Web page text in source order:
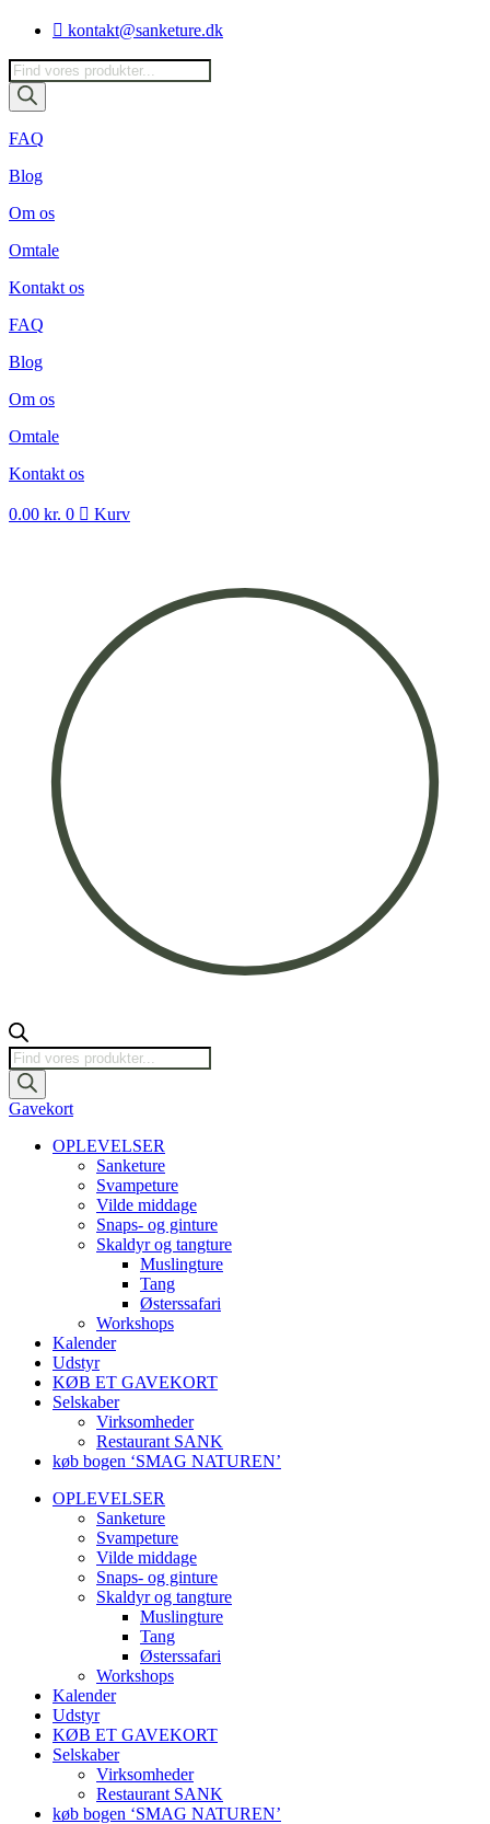
Videre
indhold
kontakt@sanketure.dk
Products
search
FAQ
Blog
Om os
Omtale
Kontakt os
FAQ
Blog
Om os
Omtale
Kontakt os
0.00 kr. 0 Kurv
Products
search
Gavekort
OPLEVELSER
Sanketure
Svampeture
Vilde middage
Snaps- og ginture
Skaldyr og tangture
Muslingture
Tang
Østerssafari
Workshops
Kalender
Udstyr
KØB ET GAVEKORT
Selskaber
Virksomheder
Restaurant SANK
køb bogen ‘SMAG NATUREN’
OPLEVELSER
Sanketure
Svampeture
Vilde middage
Snaps- og ginture
Skaldyr og tangture
Muslingture
Tang
Østerssafari
Workshops
Kalender
Udstyr
KØB ET GAVEKORT
Selskaber
Virksomheder
Restaurant SANK
køb bogen ‘SMAG NATUREN’